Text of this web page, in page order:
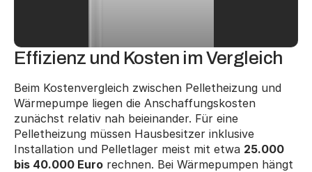
Effizienz und Kosten im Vergleich
Beim Kostenvergleich zwischen Pelletheizung und
Wärmepumpe liegen die Anschaffungskosten
zunächst relativ nah beieinander. Für eine
Pelletheizung müssen Hausbesitzer inklusive
Installation und Pelletlager meist mit etwa 25.000
bis 40.000 Euro rechnen. Bei Wärmepumpen hängt